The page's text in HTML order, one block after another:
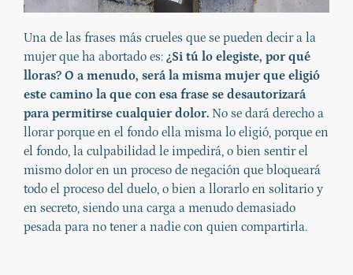
Una de las frases más crueles que se pueden decir a la
mujer que ha abortado es: ¿Si tú lo elegiste, por qué
lloras? O a menudo, será la misma mujer que eligió
este camino la que con esa frase se desautorizará
para permitirse cualquier dolor. No se dará derecho a
llorar porque en el fondo ella misma lo eligió, porque en
el fondo, la culpabilidad le impedirá, o bien sentir el
mismo dolor en un proceso de negación que bloqueará
todo el proceso del duelo, o bien a llorarlo en solitario y
en secreto, siendo una carga a menudo demasiado
pesada para no tener a nadie con quien compartirla.